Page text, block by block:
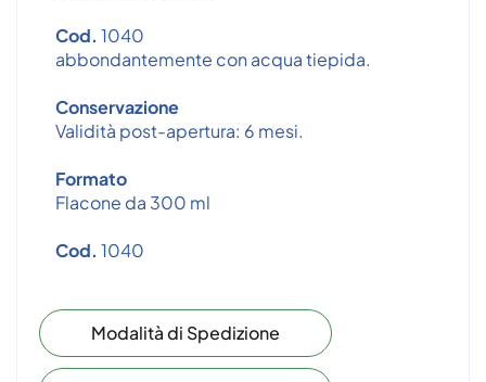
Cod. 1040
abbondantemente con acqua tiepida.
Conservazione
Validità post-apertura: 6 mesi.
Formato
Flacone da 300 ml
Cod. 1040
Modalità di Spedizione